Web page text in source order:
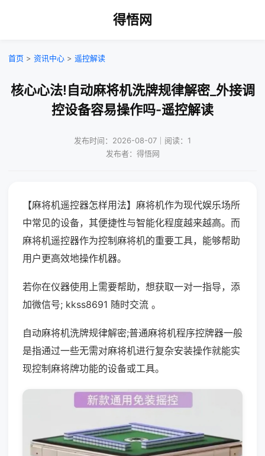
得悟网
首页 > 资讯中心 > 遥控解读
核心心法!自动麻将机洗牌规律解密_外接调
控设备容易操作吗-遥控解读
发布时间：2026-08-07｜阅读：1
发布者：得悟网
【麻将机遥控器怎样用法】麻将机作为现代娱乐场所
中常见的设备，其便捷性与智能化程度越来越高。而
麻将机遥控器作为控制麻将机的重要工具，能够帮助
用户更高效地操作机器。
若你在仪器使用上需要帮助，想获取一对一指导，添
加微信号; kkss8691 随时交流 。
自动麻将机洗牌规律解密;普通麻将机程序控牌器一般
是指通过一些无需对麻将机进行复杂安装操作就能实
现控制麻将牌功能的设备或工具。